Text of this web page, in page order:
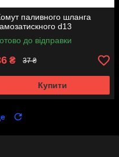
паливного шланга
d13
до відправки
₴ 37 ₴
Купити